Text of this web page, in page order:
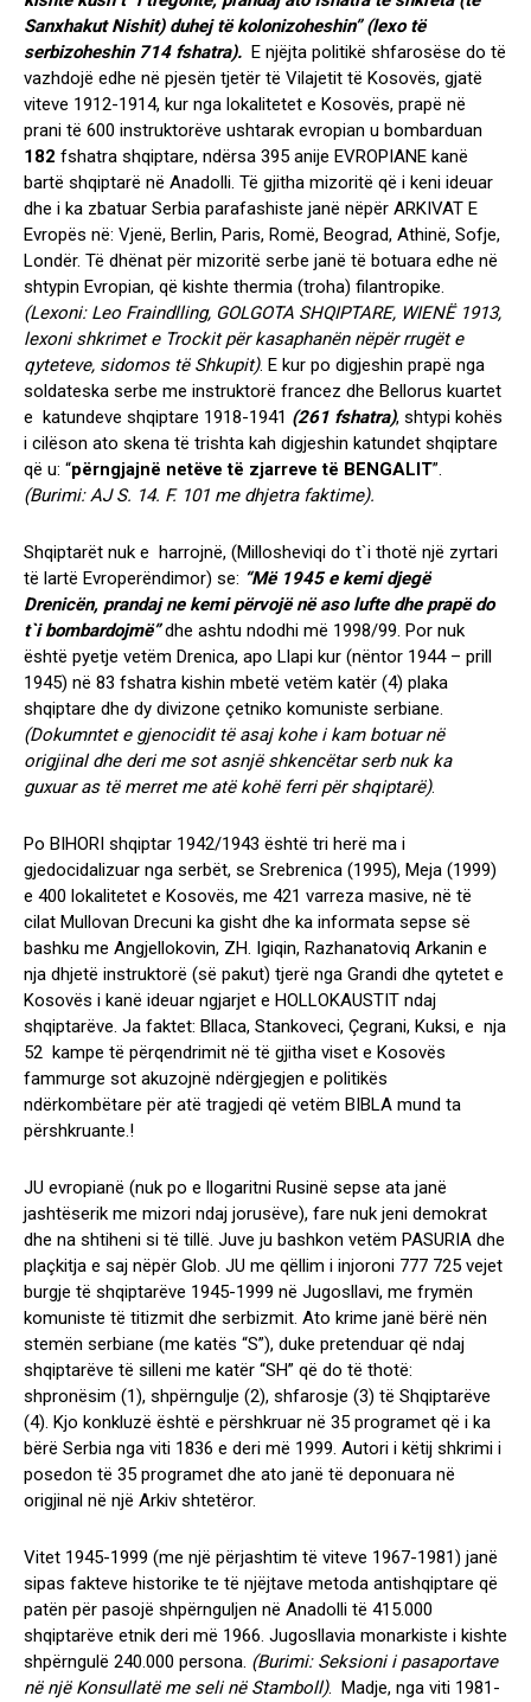
Sanxhakut Nishit) duhej të kolonizoheshin” (lexo të
serbizoheshin 714 fshatra). E njëjta politikë shfarosëse do të
vazhdojë edhe në pjesën tjetër të Vilajetit të Kosovës, gjatë
viteve 1912-1914, kur nga lokalitetet e Kosovës, prapë në
prani të 600 instruktorëve ushtarak evropian u bombarduan
182 fshatra shqiptare, ndërsa 395 anije EVROPIANE kanë
bartë shqiptarë në Anadolli. Të gjitha mizoritë që i keni ideuar
dhe i ka zbatuar Serbia parafashiste janë nëpër ARKIVAT E
Evropës në: Vjenë, Berlin, Paris, Romë, Beograd, Athinë, Sofje,
Londër. Të dhënat për mizoritë serbe janë të botuara edhe në
shtypin Evropian, që kishte thermia (troha) filantropike.
(Lexoni: Leo Fraindlling, GOLGOTA SHQIPTARE, WIENË 1913,
lexoni shkrimet e Trockit për kasaphanën nëpër rrugët e
qyteteve, sidomos të Shkupit). E kur po digjeshin prapë nga
soldateska serbe me instruktorë francez dhe Bellorus kuartet
e katundeve shqiptare 1918-1941 (261 fshatra), shtypi kohës
i cilëson ato skena të trishta kah digjeshin katundet shqiptare
që u: “përngjajnë netëve të zjarreve të BENGALIT”.
(Burimi: AJ S. 14. F. 101 me dhjetra faktime).
Shqiptarët nuk e harrojnë, (Millosheviqi do t`i thotë një zyrtari
të lartë Evroperëndimor) se: “Më 1945 e kemi djegë
Drenicën, prandaj ne kemi përvojë në aso lufte dhe prapë do
t`i bombardojmë”dhe ashtu ndodhi më 1998/99. Por nuk
është pyetje vetëm Drenica, apo Llapi kur (nëntor 1944 – prill
1945) në 83 fshatra kishin mbetë vetëm katër (4) plaka
shqiptare dhe dy divizone çetniko komuniste serbiane.
(Dokumntet e gjenocidit të asaj kohe i kam botuar në
origjinal dhe deri me sot asnjë shkencëtar serb nuk ka
guxuar as të merret me atë kohë ferri për shqiptarë).
Po BIHORI shqiptar 1942/1943 është tri herë ma i
gjedocidalizuar nga serbët, se Srebrenica (1995), Meja (1999)
e 400 lokalitetet e Kosovës, me 421 varreza masive, në të
cilat Mullovan Drecuni ka gisht dhe ka informata sepse së
bashku me Angjellokovin, ZH. Igiqin, Razhanatoviq Arkanin e
nja dhjetë instruktorë (së pakut) tjerë nga Grandi dhe qytetet e
Kosovës i kanë ideuar ngjarjet e HOLLOKAUSTIT ndaj
shqiptarëve. Ja faktet: Bllaca, Stankoveci, Çegrani, Kuksi, e nja
52 kampe të përqendrimit në të gjitha viset e Kosovës
fammurge sot akuzojnë ndërgjegjen e politikës
ndërkombëtare për atë tragjedi që vetëm BIBLA mund ta
përshkruante.!
JU evropianë (nuk po e llogaritni Rusinë sepse ata janë
jashtëserik me mizori ndaj jorusëve), fare nuk jeni demokrat
dhe na shtiheni si të tillë. Juve ju bashkon vetëm PASURIA dhe
plaçkitja e saj nëpër Glob. JU me qëllim i injoroni 777 725 vejet
burgje të shqiptarëve 1945-1999 në Jugosllavi, me frymën
komuniste të titizmit dhe serbizmit. Ato krime janë bërë nën
stemën serbiane (me katës “S”), duke pretenduar që ndaj
shqiptarëve të silleni me katër “SH” që do të thotë:
shpronësim (1), shpërngulje (2), shfarosje (3) të Shqiptarëve
(4). Kjo konkluzë është e përshkruar në 35 programet që i ka
bërë Serbia nga viti 1836 e deri më 1999. Autori i këtij shkrimi i
posedon të 35 programet dhe ato janë të deponuara në
origjinal në një Arkiv shtetëror.
Vitet 1945-1999 (me një përjashtim të viteve 1967-1981) janë
sipas fakteve historike te të njëjtave metoda antishqiptare që
patën për pasojë shpërnguljen në Anadolli të 415.000
shqiptarëve etnik deri më 1966. Jugosllavia monarkiste i kishte
shpërngulë 240.000 persona. (Burimi: Seksioni i pasaportave
në një Konsullatë me seli në Stamboll). Madje, nga viti 1981-